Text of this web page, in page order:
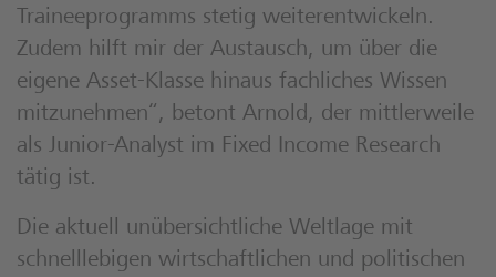
Traineeprogramms stetig weiterentwickeln.
Zudem hilft mir der Austausch, um über die
eigene Asset-Klasse hinaus fachliches Wissen
mitzunehmen“, betont Arnold, der mittlerweile
als Junior-Analyst im Fixed Income Research
tätig ist.
Die aktuell unübersichtliche Weltlage mit
schnelllebigen wirtschaftlichen und politischen